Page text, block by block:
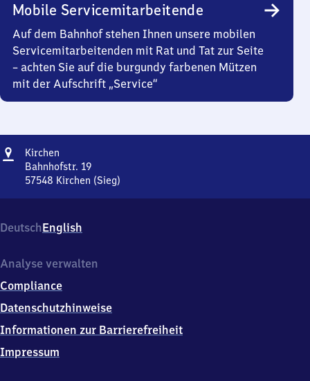
Mobile Servicemitarbeitende
Auf dem Bahnhof stehen Ihnen unsere mobilen
Servicemitarbeitenden mit Rat und Tat zur Seite
– achten Sie auf die burgundy farbenen Mützen
mit der Aufschrift „Service“
Adresse
Kirchen
Bahnhofstr. 19
57548 Kirchen (Sieg)
19,
5
5
8
Kirchen
DeutschEnglish
Analyse verwalten
Compliance
Datenschutzhinweise
Informationen zur Barrierefreiheit
Impressum